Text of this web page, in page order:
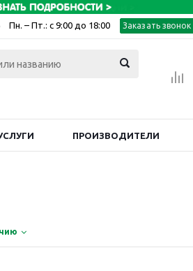
Пн. – Пт.: с 9:00 до 18:00 Заказать звонок
ПРОИЗВОДИТЕЛИ